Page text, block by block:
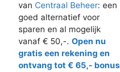
van Centraal Beheer: een
goed alternatief voor
sparen en al mogelijk
vanaf € 50,-. Open nu
gratis een rekening en
ontvang tot € 65,- bonus